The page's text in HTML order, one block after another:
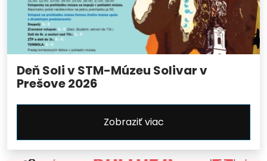
Deň Soli v STM-Múzeu Solivar v
Prešove 2026
Zobraziť viac